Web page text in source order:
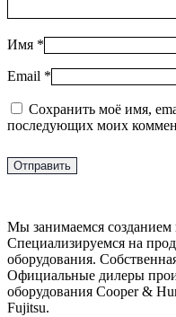
Имя *
Email *
Сохранить моё имя,
последующих моих
Мы занимаемся созданием
Специализируемся на
оборудования.
Официальные дилеры
оборудования Cooper &
Fujitsu.